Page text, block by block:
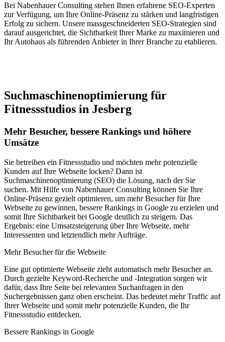
Bei Nabenhauer Consulting stehen Ihnen erfahrene SEO-Experten
zur Verfügung, um Ihre Online-Präsenz zu stärken und langfristigen
Erfolg zu sichern. Unsere massgeschneiderten SEO-Strategien sind
darauf ausgerichtet, die Sichtbarkeit Ihrer Marke zu maximieren und
Ihr Autohaus als führenden Anbieter in Ihrer Branche zu etablieren.
Suchmaschinenoptimierung für
Fitnessstudios in Jesberg
Mehr Besucher, bessere Rankings und höhere
Umsätze
Sie betreiben ein Fitnessstudio und möchten mehr potenzielle
Kunden auf Ihre Webseite locken? Dann ist
Suchmaschinenoptimierung (SEO) die Lösung, nach der Sie
suchen. Mit Hilfe von Nabenhauer Consulting können Sie Ihre
Online-Präsenz gezielt optimieren, um mehr Besucher für Ihre
Webseite zu gewinnen, bessere Rankings in Google zu erzielen und
somit Ihre Sichtbarkeit bei Google deutlich zu steigern. Das
Ergebnis: eine Umsatzsteigerung über Ihre Webseite, mehr
Interessenten und letztendlich mehr Aufträge.
Mehr Besucher für die Webseite
Eine gut optimierte Webseite zieht automatisch mehr Besucher an.
Durch gezielte Keyword-Recherche und -Integration sorgen wir
dafür, dass Ihre Seite bei relevanten Suchanfragen in den
Suchergebnissen ganz oben erscheint. Das bedeutet mehr Traffic auf
Ihrer Webseite und somit mehr potenzielle Kunden, die Ihr
Fitnessstudio entdecken.
Bessere Rankings in Google